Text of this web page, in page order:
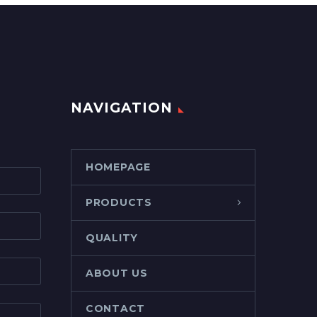
NAVIGATION
HOMEPAGE
PRODUCTS
QUALITY
ABOUT US
CONTACT